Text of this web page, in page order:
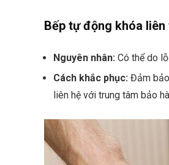
Bếp tự động khóa liên
Nguyên nhân: Có thể do
Cách khắc phục: Đảm
liên hệ với trung tâm bảo